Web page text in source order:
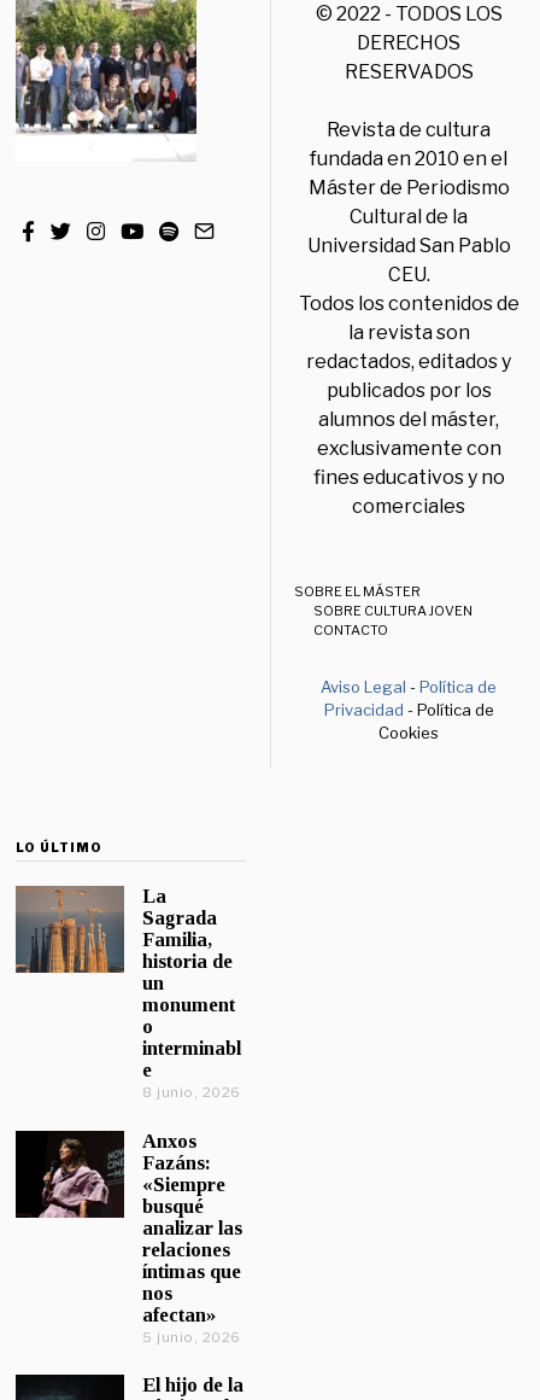
© 2022 - TODOS LOS
DERECHOS
RESERVADOS
Revista de cultura
fundada en 2010 en el
Máster de Periodismo
Cultural de la
Universidad San Pablo
CEU.
Todos los contenidos de
la revista son
redactados, editados y
publicados por los
alumnos del máster,
exclusivamente con
fines educativos y no
comerciales
SOBRE EL MÁSTER
SOBRE CULTURA JOVEN
CONTACTO
Aviso Legal -Política de
Privacidad - Política de
Cookies
LO ÚLTIMO
La
Sagrada
Familia,
historia de
un
monument
o
interminabl
e
8 junio, 2026
Anxos
Fazáns:
«Siempre
busqué
analizar las
relaciones
íntimas que
nos
afectan»
5 junio, 2026
El hijo de la